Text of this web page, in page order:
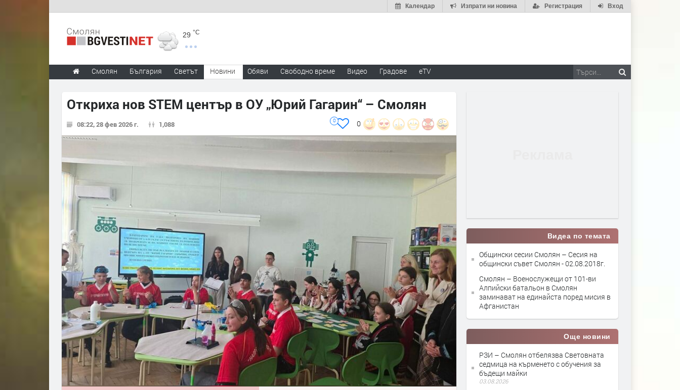
Вход
Регистрация
Изпрати ни новина
Календар
29 °C
Смолян България Светът Новини Обяви Свободно време Видео Градове eTV
Откриха нов STEM център в ОУ „Юрий Гагарин“ – Смолян
08:22, 28 фев 2026 г. 1,088 0
0
Видеа по темата
Общински сесии Смолян – Сесия на
общински съвет Смолян - 02.08.2018г.
Смолян – Военослужещи от 101-ви
Алпийски батальон в Смолян
заминават на единайста поред мисия в
Афганистан
Още новини
РЗИ – Смолян отбелязва Световната
седмица на кърменето с обучения за
бъдещи майки
03.08.2026